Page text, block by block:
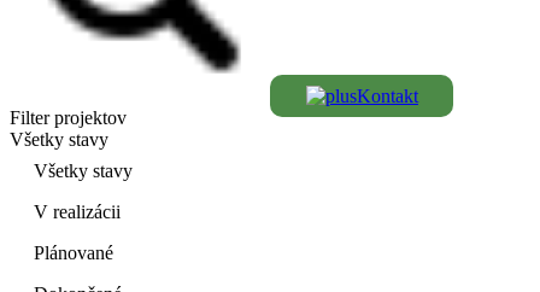
Kontakt
Filter projektov
Všetky stavy
Všetky stavy
V realizácii
Plánované